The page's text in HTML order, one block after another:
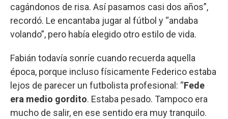
cagándonos de risa. Así pasamos casi dos años”,
recordó. Le encantaba jugar al fútbol y “andaba
volando”, pero había elegido otro estilo de vida.
Fabián todavía sonríe cuando recuerda aquella
época, porque incluso físicamente Federico estaba
lejos de parecer un futbolista profesional: “Fede
era medio gordito. Estaba pesado. Tampoco era
mucho de salir, en ese sentido era muy tranquilo.